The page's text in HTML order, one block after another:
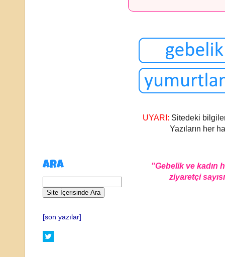
UYARI: Sitedeki
Yazıların her
"Gebelik ve kadın
ziyaretçi
ARA
[son yazılar]